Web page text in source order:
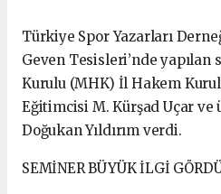
Türkiye Spor Yazarları
Geven Tesisleri’nde
Kurulu (MHK) İl Hakem
Eğitimcisi M. Kürşad Uçar
Doğukan Yıldırım verdi.
SEMİNER BÜYÜK İLGİ